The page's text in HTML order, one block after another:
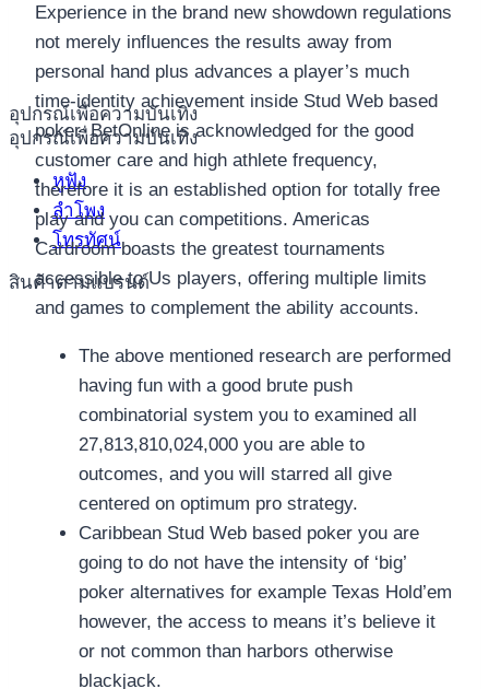
อุปกรณ์เพื่อความบันเทิง
อุปกรณ์เพื่อความบันเทิง
หูฟัง
ลำโพง
โทรทัศน์
สินค้าตามแบรนด์
Experience in the brand new showdown regulations
not merely influences the results away from
personal hand plus advances a player’s much
time-identity achievement inside Stud Web based
poker. BetOnline is acknowledged for the good
customer care and high athlete frequency,
therefore it is an established option for totally free
play and you can competitions. Americas
Cardroom boasts the greatest tournaments
accessible to Us players, offering multiple limits
and games to complement the ability accounts.
The above mentioned research are performed
having fun with a good brute push
combinatorial system you to examined all
27,813,810,024,000 you are able to
outcomes, and you will starred all give
centered on optimum pro strategy.
Caribbean Stud Web based poker you are
going to do not have the intensity of ‘big’
poker alternatives for example Texas Hold’em
however, the access to means it’s believe it
or not common than harbors otherwise
blackjack.